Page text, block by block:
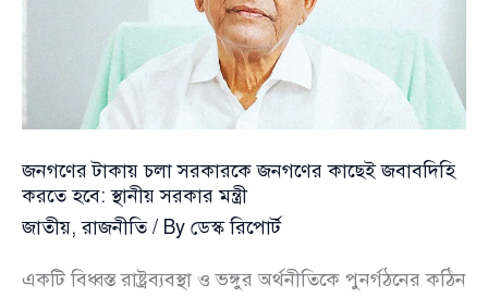
কর্মসূচির
যাচ্ছেন
তারেক
জনগণের টাকায় চলা সরকারকে জনগণের কাছেই জবাবদিহি
করতে হবে: স্থানীয় সরকার মন্ত্রী
জাতীয়,রাজনীতি/ By ডেস্ক রিপোর্ট
একটি বিধ্বস্ত রাষ্ট্রব্যবস্থা ও ভঙ্গুর অর্থনীতিকে পুনর্গঠনের কঠিন